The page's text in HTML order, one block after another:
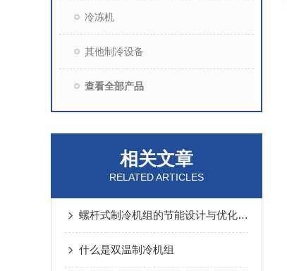
冷冻机
其他制冷设备
查看全部产品
相关文章
RELATED ARTICLES
螺杆式制冷机组的节能设计与优化策略
什么是双温制冷机组